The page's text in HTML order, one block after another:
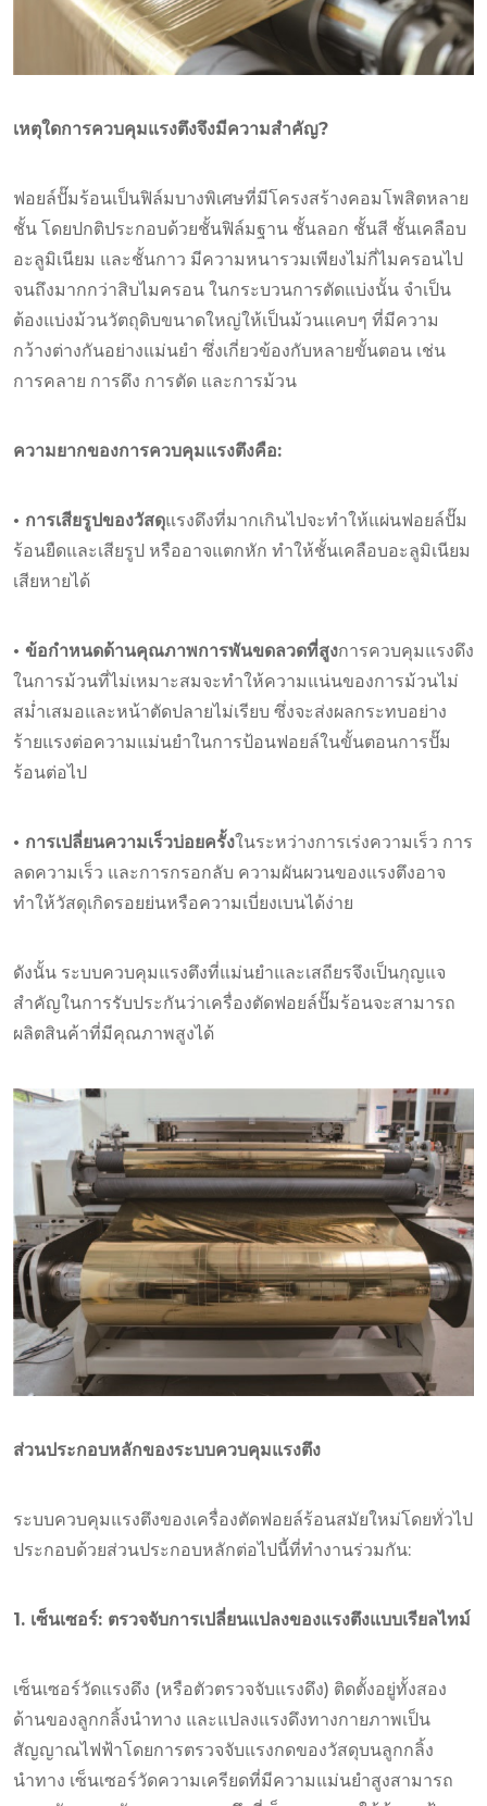
เหตุใดการควบคุมแรงตึงจึงมีความสำคัญ?
ฟอยล์ปั๊มร้อนเป็นฟิล์มบางพิเศษที่มีโครงสร้างคอมโพสิตหลาย
ชั้น โดยปกติประกอบด้วยชั้นฟิล์มฐาน ชั้นลอก ชั้นสี ชั้นเคลือบ
อะลูมิเนียม และชั้นกาว มีความหนารวมเพียงไม่กี่ไมครอนไป
จนถึงมากกว่าสิบไมครอน ในกระบวนการตัดแบ่งนั้น จำเป็น
ต้องแบ่งม้วนวัตถุดิบขนาดใหญ่ให้เป็นม้วนแคบๆ ที่มีความ
กว้างต่างกันอย่างแม่นยำ ซึ่งเกี่ยวข้องกับหลายขั้นตอน เช่น
การคลาย การดึง การตัด และการม้วน
ความยากของการควบคุมแรงตึงคือ:
• การเสียรูปของวัสดุแรงดึงที่มากเกินไปจะทำให้แผ่นฟอยล์ปั๊ม
ร้อนยืดและเสียรูป หรืออาจแตกหัก ทำให้ชั้นเคลือบอะลูมิเนียม
เสียหายได้
• ข้อกำหนดด้านคุณภาพการพันขดลวดที่สูงการควบคุมแรงดึง
ในการม้วนที่ไม่เหมาะสมจะทำให้ความแน่นของการม้วนไม่
สม่ำเสมอและหน้าตัดปลายไม่เรียบ ซึ่งจะส่งผลกระทบอย่าง
ร้ายแรงต่อความแม่นยำในการป้อนฟอยล์ในขั้นตอนการปั๊ม
ร้อนต่อไป
• การเปลี่ยนความเร็วบ่อยครั้งในระหว่างการเร่งความเร็ว การ
ลดความเร็ว และการกรอกลับ ความผันผวนของแรงตึงอาจ
ทำให้วัสดุเกิดรอยย่นหรือความเบี่ยงเบนได้ง่าย
ดังนั้น ระบบควบคุมแรงตึงที่แม่นยำและเสถียรจึงเป็นกุญแจ
สำคัญในการรับประกันว่าเครื่องตัดฟอยล์ปั๊มร้อนจะสามารถ
ผลิตสินค้าที่มีคุณภาพสูงได้
ส่วนประกอบหลักของระบบควบคุมแรงตึง
ระบบควบคุมแรงตึงของเครื่องตัดฟอยล์ร้อนสมัยใหม่โดยทั่วไป
ประกอบด้วยส่วนประกอบหลักต่อไปนี้ที่ทำงานร่วมกัน:
1. เซ็นเซอร์: ตรวจจับการเปลี่ยนแปลงของแรงตึงแบบเรียลไทม์
เซ็นเซอร์วัดแรงดึง (หรือตัวตรวจจับแรงดึง) ติดตั้งอยู่ทั้งสอง
ด้านของลูกกลิ้งนำทาง และแปลงแรงดึงทางกายภาพเป็น
สัญญาณไฟฟ้าโดยการตรวจจับแรงกดของวัสดุบนลูกกลิ้ง
นำทาง เซ็นเซอร์วัดความเครียดที่มีความแม่นยำสูงสามารถ